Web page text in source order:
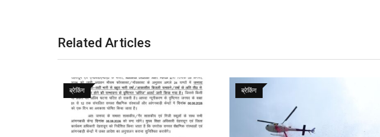
Related Articles
ब्रेकिंग ब्रेकिंग